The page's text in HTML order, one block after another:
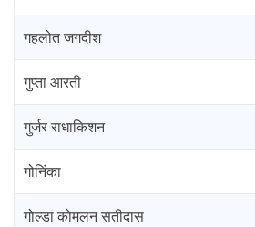
गहलोत जगदीश
गुप्ता आरती
गुर्जर राधाकिशन
गोनिंका
गोल्डा कोमलन सतीदास